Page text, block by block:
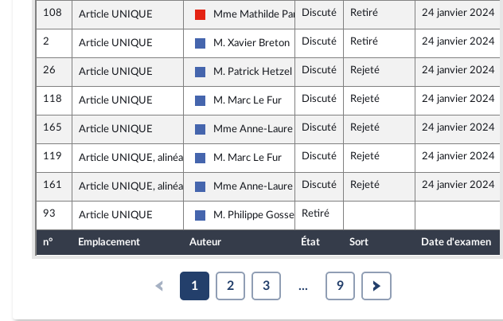
108 Article UNIQUE
La France insoumise - Nouvelle Union Populaire écologique et
Mme Mathilde PanotDiscuté Retiré 24 janvier 2024
2 Article UNIQUE
Les Républicains
M. Xavier Breton Discuté Retiré 24 janvier 2024
26 Article UNIQUE
Les Républicains
M. Patrick Hetzel Discuté Rejeté 24 janvier 2024
118 Article UNIQUE
Les Républicains
M. Marc Le Fur Discuté Rejeté 24 janvier 2024
165 Article UNIQUE
Les Républicains
Mme Anne-Laure BlinDiscuté Rejeté 24 janvier 2024
119 Article UNIQUE, alinéa 2
Les Républicains
M. Marc Le Fur Discuté Rejeté 24 janvier 2024
161 Article UNIQUE, alinéa 2
Les Républicains
Mme Anne-Laure BlinDiscuté Rejeté 24 janvier 2024
93 Article UNIQUE
Les Républicains
M. Philippe GosselinRetiré
n° Emplacement Auteur État Sort Date d'examen
1 2 3 ... 9